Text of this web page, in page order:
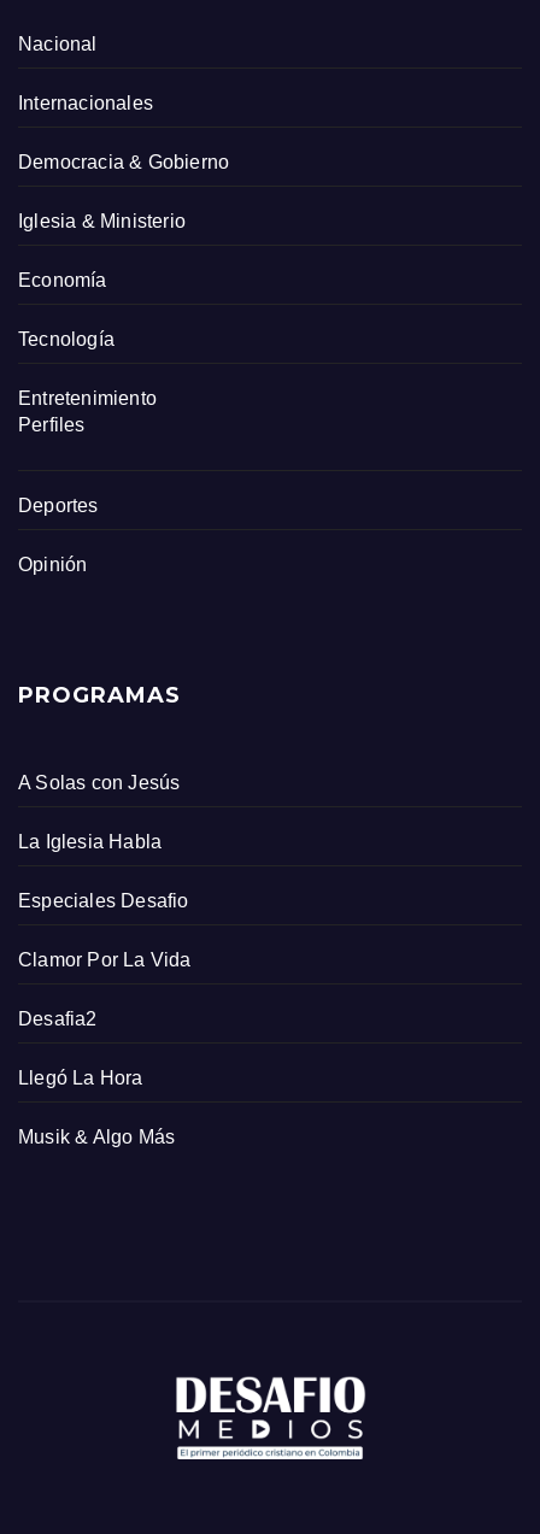
Nacional
Internacionales
Democracia & Gobierno
Iglesia & Ministerio
Economía
Tecnología
Entretenimiento
Perfiles
Deportes
Opinión
PROGRAMAS
A Solas con Jesús
La Iglesia Habla
Especiales Desafio
Clamor Por La Vida
Desafia2
Llegó La Hora
Musik & Algo Más